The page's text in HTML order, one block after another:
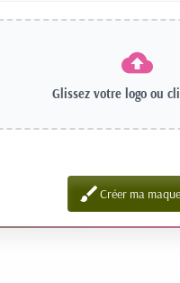
Glissez votre logo ou
brushCréer ma